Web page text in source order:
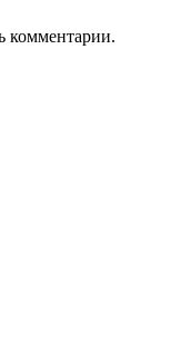
комментарии.